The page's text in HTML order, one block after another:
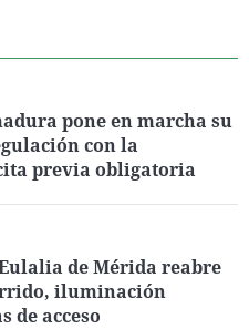
pone en marcha su
con la
previa obligatoria
de Mérida reabre
iluminación
de acceso